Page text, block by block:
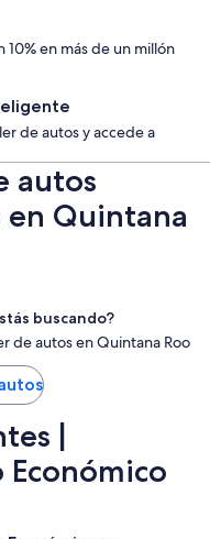
10% en más de un millón
de autos y accede a
autos
en Quintana
buscando?
de autos en Quintana Roo
|